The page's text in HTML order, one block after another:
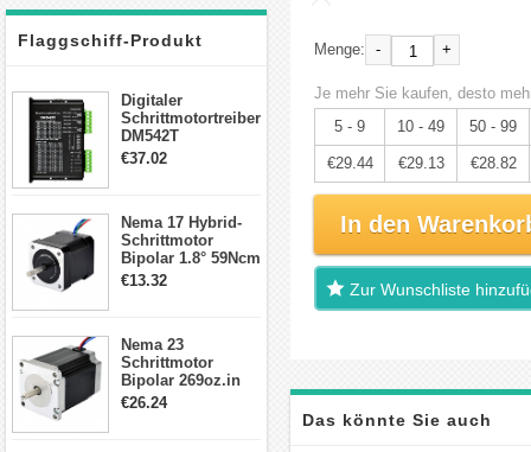
Flaggschiff-Produkt
Digitaler
Schrittmotortreiber
DM542T
Schrittmotor
Schrittmotor
€37.02
Nema 17 Hybrid-
Schrittmotor
Bipolar 1.8° 59Ncm
2A 4 Drähte mit 1m
€13.32
Nema 23
Schrittmotor
Bipolar 269oz.in
2,8A 57x57x76mm
€26.24
Menge: - +
Je mehr Sie kaufen, desto
5 - 9
10 - 49 50 - 99
€29.44 €29.13 €28.82
In den
Zur Wunschliste
Das könnte Sie auch